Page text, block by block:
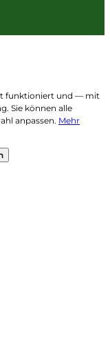
funktioniert und — mit
Sie können alle
anpassen. Mehr